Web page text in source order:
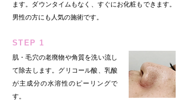
ます。ダウンタイムもなく、すぐにお化粧もできます。
男性の方にも人気の施術です。
STEP 1
肌・毛穴の老廃物や角質を洗い流し
て除去します。グリコール酸、乳酸
が主成分の水溶性のピーリングで
す。